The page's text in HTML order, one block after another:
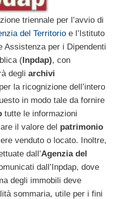
triennale per l’avvio di
del Territorio e l’Istituto
Assistenza per i Dipendenti
(Inpdap), con
degli archivi
per la ricognizione dell’intero
in modo tale da fornire
tutte le informazioni
il valore del patrimonio
venduto o locato. Inoltre,
dall’Agenzia del
dall’Inpdap, dove
degli immobili deve
sommaria, utile per i fini